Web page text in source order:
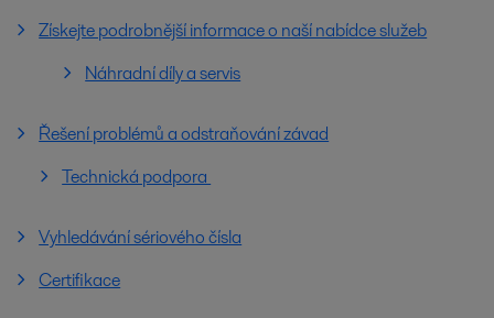
Získejte podrobnější informace o naší nabídce služeb
Náhradní díly a servis
Řešení problémů a odstraňování závad
Technická podpora
Vyhledávání sériového čísla
Certifikace